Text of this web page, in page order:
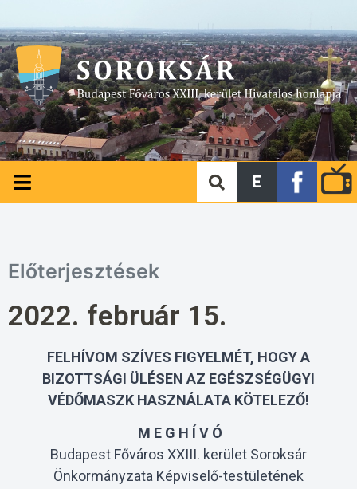
E
Előterjesztések
2022. február 15.
FELHÍVOM SZÍVES FIGYELMÉT, HOGY A
BIZOTTSÁGI ÜLÉSEN AZ EGÉSZSÉGÜGYI
VÉDŐMASZK HASZNÁLATA KÖTELEZŐ!
M E G H Í V Ó
Budapest Főváros XXIII. kerület Soroksár
Önkormányzata Képviselő-testületének